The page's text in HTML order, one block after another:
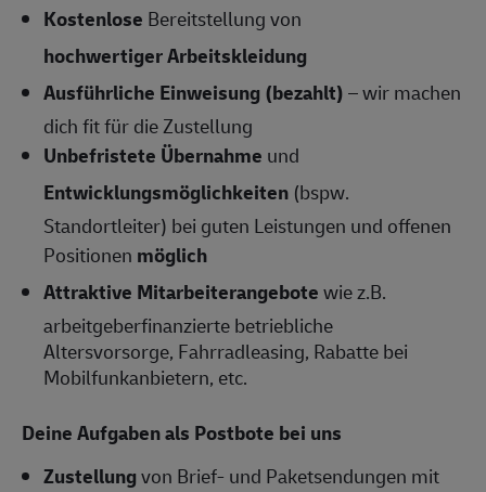
Kostenlose Bereitstellung von
hochwertiger Arbeitskleidung
Ausführliche Einweisung (bezahlt)– wir machen
dich fit für die Zustellung
Unbefristete Übernahme und
Entwicklungsmöglichkeiten (bspw.
Standortleiter) bei guten Leistungen und offenen
Positionen möglich
Attraktive Mitarbeiterangebotewie z.B.
arbeitgeberfinanzierte betriebliche
Altersvorsorge, Fahrradleasing, Rabatte bei
Mobilfunkanbietern, etc.
Deine Aufgaben als Postbote bei uns
Zustellungvon Brief- und Paketsendungen mit